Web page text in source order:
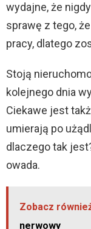
wydajne, że
sprawę z tego,
pracy, dlatego
Stoją
kolejnego dnia
Ciekawe jest
umierają po
dlaczego tak
owada.
Zobacz
nerwowy